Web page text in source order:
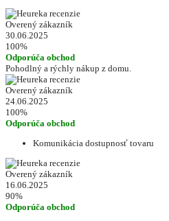
Overený zákazník
30.06.2025
100%
Odporúča obchod
Pohodlný a rýchly nákup z domu.
Overený zákazník
24.06.2025
100%
Odporúča obchod
Komunikácia dostupnosť tovaru
Overený zákazník
16.06.2025
90%
Odporúča obchod